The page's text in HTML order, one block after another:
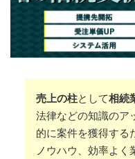
売上の柱として相続
法律などの知識のア
的に案件を獲得する
ノウハウ、効率よく